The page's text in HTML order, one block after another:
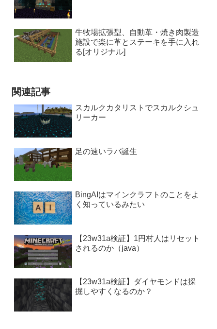
牛牧場拡張型、自動革・焼き肉製造
施設で楽に革とステーキを手に入れ
る[オリジナル]
関連記事
スカルクカタリストでスカルクシュ
リーカー
足の速いラバ誕生
BingAIはマインクラフトのことをよ
く知っているみたい
【23w31a検証】1円村人はリセット
されるのか（java）
【23w31a検証】ダイヤモンドは採
掘しやすくなるのか？